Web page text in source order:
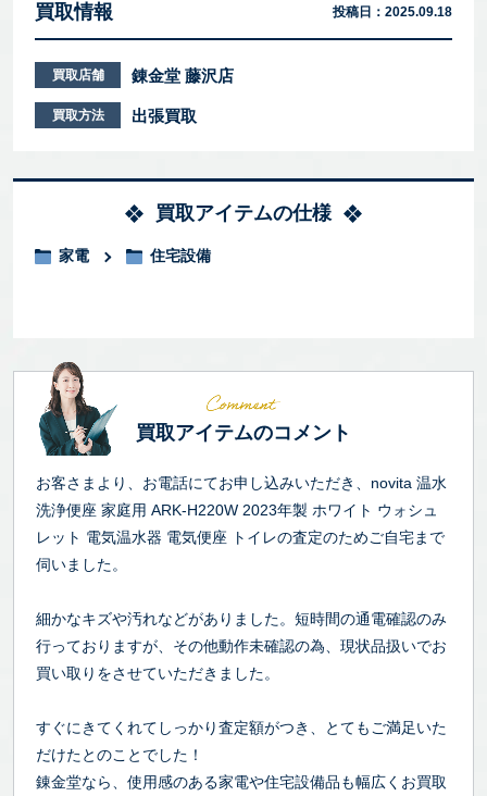
買取情報 投稿日： 2025.09.18
買取店舗 錬金堂 藤沢店
買取方法 出張買取
買取アイテムの仕様
家電 住宅設備
買取アイテムのコメント
お客さまより、お電話にてお申し込みいただき、novita 温水
洗浄便座 家庭用 ARK-H220W 2023年製 ホワイト ウォシュ
レット 電気温水器 電気便座 トイレの査定のためご自宅まで
伺いました。
細かなキズや汚れなどがありました。短時間の通電確認のみ
行っておりますが、その他動作未確認の為、現状品扱いでお
買い取りをさせていただきました。
すぐにきてくれてしっかり査定額がつき、とてもご満足いた
だけたとのことでした！
錬金堂なら、使用感のある家電や住宅設備品も幅広くお買取